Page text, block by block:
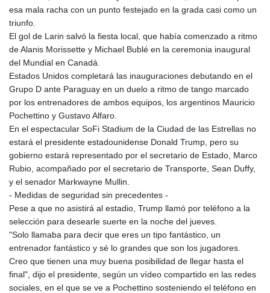
GYD 209.187745
HNL 26.799903
HRK 6.516204
HUF 314.294504
IDR 17803
ILS 2.99985
INR 95.19975
IQD 1309.80882
IRR
1375550.000352
JMD 158.790465
JOD 0.70904
JPY 157.51904
KES 127.670385
KGS 87.450384
KHR
4052.503796
esa mala racha con un punto festejado en la grada casi como un
triunfo.
El gol de Larin salvó la fiesta local, que había comenzado a ritmo
de Alanis Morissette y Michael Bublé en la ceremonia inaugural
del Mundial en Canadá.
Estados Unidos completará las inauguraciones debutando en el
Grupo D ante Paraguay en un duelo a ritmo de tango marcado
por los entrenadores de ambos equipos, los argentinos Mauricio
Pochettino y Gustavo Alfaro.
En el espectacular SoFi Stadium de la Ciudad de las Estrellas no
estará el presidente estadounidense Donald Trump, pero su
gobierno estará representado por el secretario de Estado, Marco
Rubio, acompañado por el secretario de Transporte, Sean Duffy,
y el senador Markwayne Mullin.
- Medidas de seguridad sin precedentes -
Pese a que no asistirá al estadio, Trump llamó por teléfono a la
selección para desearle suerte en la noche del jueves.
"Solo llamaba para decir que eres un tipo fantástico, un
entrenador fantástico y sé lo grandes que son los jugadores.
Creo que tienen una muy buena posibilidad de llegar hasta el
final", dijo el presidente, según un vídeo compartido en las redes
sociales, en el que se ve a Pochettino sosteniendo el teléfono en